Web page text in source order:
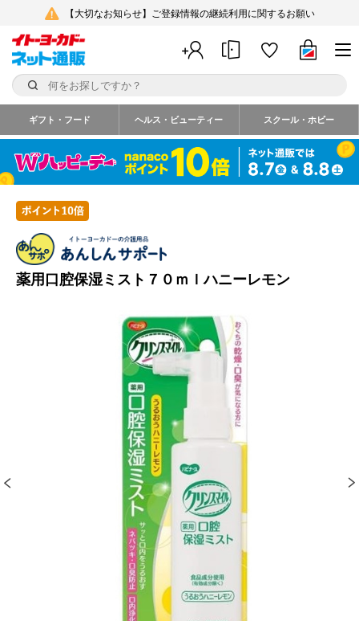
【大切なお知らせ】ご登録情報の継続利用に関するお願い
ギフト・フード ヘルス・ビューティー スクール・ホビー
薬用口腔保湿ミスト７０ｍｌハニーレモン